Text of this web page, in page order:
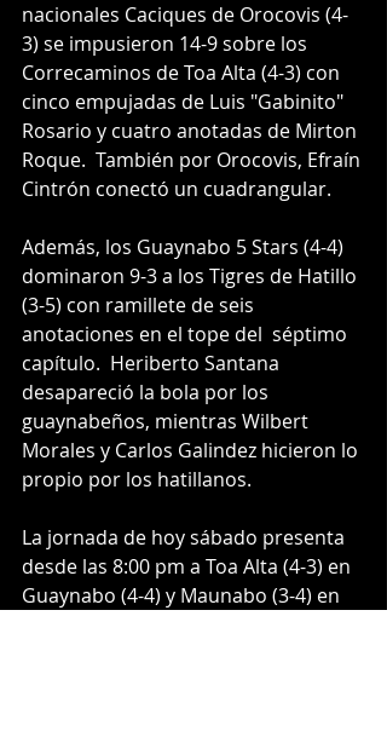
nacionales Caciques de Orocovis (4-
3) se impusieron 14-9 sobre los
Correcaminos de Toa Alta (4-3) con
cinco empujadas de Luis "Gabinito"
Rosario y cuatro anotadas de Mirton
Roque.  También por Orocovis, Efraín
Cintrón conectó un cuadrangular.
Además, los Guaynabo 5 Stars (4-4)
dominaron 9-3 a los Tigres de Hatillo
(3-5) con ramillete de seis
anotaciones en el tope del  séptimo
capítulo.  Heriberto Santana
desapareció la bola por los
guaynabeños, mientras Wilbert
Morales y Carlos Galindez hicieron lo
propio por los hatillanos.
La jornada de hoy sábado presenta
desde las 8:00 pm a Toa Alta (4-3) en
Guaynabo (4-4) y Maunabo (3-4) en